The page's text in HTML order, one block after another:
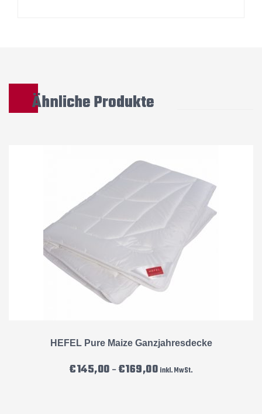
Ähnliche Produkte
HEFEL Pure Maize Ganzjahresdecke
€145,00 –€169,00Preisspanne: €145,00 bis
inkl. MwSt.